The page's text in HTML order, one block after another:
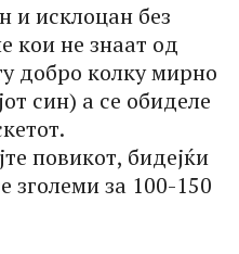
и исклоцан без
кои не знаат од
добро колку мирно
син) а се обиделе
повикот, бидејќи
зголеми за 100-150